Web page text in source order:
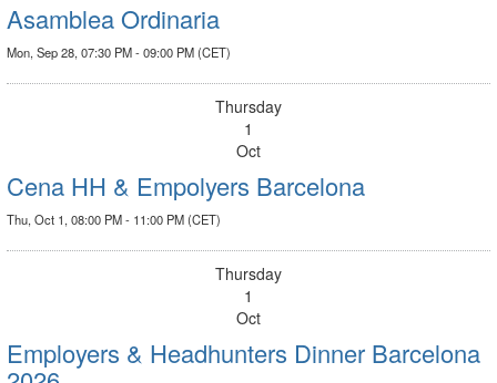
Asamblea Ordinaria
Mon, Sep 28, 07:30 PM - 09:00 PM (CET)
Thursday
1
Oct
Cena HH & Empolyers Barcelona
Thu, Oct 1, 08:00 PM - 11:00 PM (CET)
Thursday
1
Oct
Employers & Headhunters Dinner Barcelona